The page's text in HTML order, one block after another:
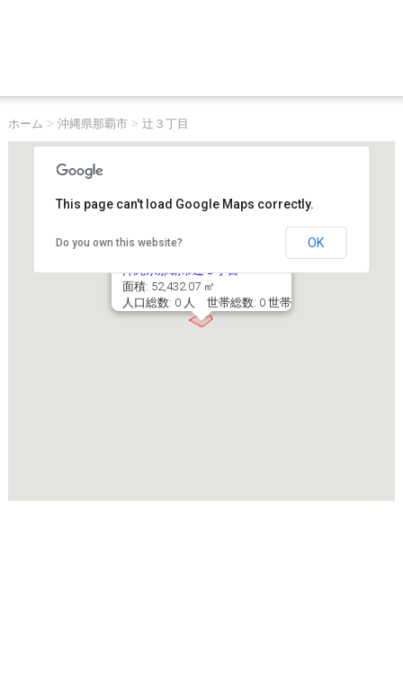
ホーム > 沖縄県那覇市> 辻３丁目
沖縄県那覇市辻３丁目
面積: 52,432.07 ㎡
人口総数: 0 人 世帯総数: 0 世帯
This page can't load Google Maps correctly.
Do you own this website? OK